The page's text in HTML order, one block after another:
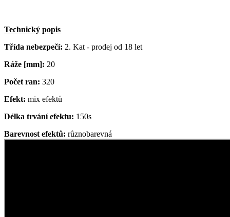
Technický popis
Třída nebezpečí: 2. Kat - prodej od 18 let
Ráže [mm]: 20
Počet ran: 320
Efekt: mix efektů
Délka trvání efektu: 150s
Barevnost efektů: různobarevná